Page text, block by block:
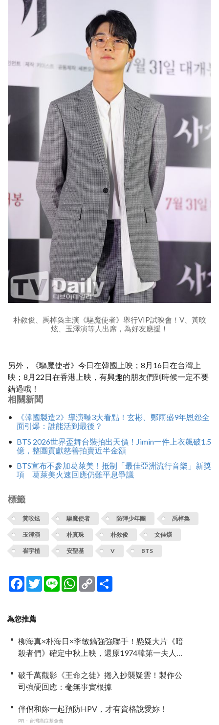
朴敘俊、禹棹奐主演《驅魔使者》舉行VIP試映會！V、黃旼
炫、玉澤演等人出席，為好友應援！
另外，《驅魔使者》今日在韓國上映；8月16日在台灣上
映；8月22日在香港上映，有興趣的朋友們到時候一定不要
錯過哦！
相關新聞
《韓國製造2》導演曝3大看點！玄彬、鄭雨盛9年恩怨全
面引爆：誰能活到最後？
BTS 2026世界盃舞台裝拍出天價！Jimin一件上衣飆破1.5
億，整團貢獻慈善拍賣近半金額
BTS宣布不參加葛萊美！抵制「最佳亞洲流行音樂」新獎
項 葛萊美火速回應仍難平息爭議
標籤
黃旼炫 驅魔使者 防彈少年團 禹棹奐
玉澤演 朴真珠 朴敘俊 文佳煐
崔宇植 安聖基 V BTS
Facebook
TwitterLine WhatsApp
Copy
Link
為您推薦
柳海真×朴海日×李敏鎬強強聯手！懸疑大片《暗
殺者們》確定中秋上映，還原1974韓第一夫人暗
破千萬觀影《王命之徒》捲入抄襲疑雲！製作公
司強硬回應：毫無事實根據
伴侶和妳一起預防HPV，才有資格說愛妳！
PR・台灣癌症基金會